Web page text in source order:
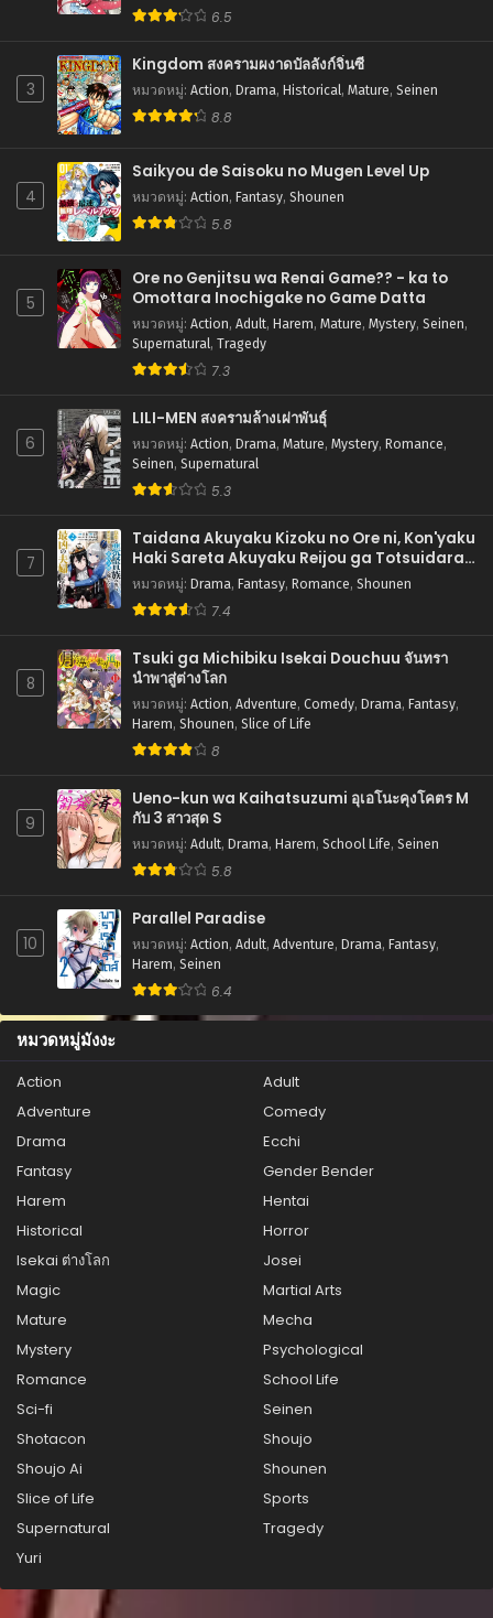
ตอนที่ 54
ตอนที่ 53
ตุลาคม 21, 2025
ตุลาคม 14, 2025
ตอนที่ 51
ตุลาคม 7, 2025
ตอนที่ 50
กันยายน 29, 2025
ตอนที่ 49
กันยายน 23, 2025
ตอนที่ 48
กันยายน 16, 2025
ตอนที่ 47
ตอนที่ 46
กันยายน 2, 2025
ตอนที่ 44
สิงหาคม 28, 2025
ตอนที่ 42
สิงหาคม 21, 2025
สิงหาคม 21, 2025
ตอนที่ 40
สิงหาคม 21, 2025
ตอนที่ 39
สิงหาคม 21, 2025
สิงหาคม 21, 2025
สิงหาคม 21, 2025
ตอนที่ 36
สิงหาคม 21, 2025
ตอนที่ 35
สิงหาคม 21, 2025
ตอนที่ 34
สิงหาคม 21, 2025
ตอนที่ 32
6.5
3
Kingdom สงครามผงาดบัลลังก์จิ๋นซี
หมวดหมู่: Action, Drama, Historical, Mature, Seinen
8.8
4
Saikyou de Saisoku no Mugen Level Up
หมวดหมู่: Action, Fantasy, Shounen
5.8
5
Ore no Genjitsu wa Renai Game?? - ka to
Omottara Inochigake no Game Datta
หมวดหมู่: Action, Adult, Harem, Mature, Mystery, Seinen,
Supernatural, Tragedy
7.3
6
LILI-MEN สงครามล้างเผ่าพันธุ์
หมวดหมู่: Action, Drama, Mature, Mystery, Romance,
Seinen, Supernatural
5.3
7
Taidana Akuyaku Kizoku no Ore ni, Kon'yaku
Haki Sareta Akuyaku Reijou ga Totsuidara
Saikyou no Fuufu ni Narimashita การแก้แค้น
ของคู่สามีภรรยาตัวร้าย
หมวดหมู่: Drama, Fantasy, Romance, Shounen
7.4
8
Tsuki ga Michibiku Isekai Douchuu จันทรา
นำพาสู่ต่างโลก
หมวดหมู่: Action, Adventure, Comedy, Drama, Fantasy,
Harem, Shounen, Slice of Life
8
9
Ueno-kun wa Kaihatsuzumi อุเอโนะคุงโคตร M
กับ 3 สาวสุด S
หมวดหมู่: Adult, Drama, Harem, School Life, Seinen
5.8
10
Parallel Paradise
หมวดหมู่: Action, Adult, Adventure, Drama, Fantasy,
Harem, Seinen
6.4
หมวดหมู่มังงะ
Action
Adult
Adventure
Comedy
Drama
Ecchi
Fantasy
Gender Bender
Harem
Hentai
Historical
Horror
Isekai ต่างโลก
Josei
Magic
Martial Arts
Mature
Mecha
Mystery
Psychological
Romance
School Life
Sci-fi
Seinen
Shotacon
Shoujo
Shoujo Ai
Shounen
Slice of Life
Sports
Supernatural
Tragedy
Yuri